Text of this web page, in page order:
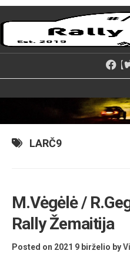
Skip
to
LARČ9
M.Vėgėlė /
Rally Žemaitija
Posted on 2021 9 birželio by